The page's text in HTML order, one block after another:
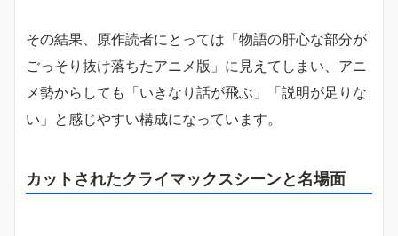
その結果、原作読者にとっては「物語の肝心な部分が
ごっそり抜け落ちたアニメ版」に見えてしまい、アニ
メ勢からしても「いきなり話が飛ぶ」「説明が足りな
い」と感じやすい構成になっています。
カットされたクライマックスシーンと名場面